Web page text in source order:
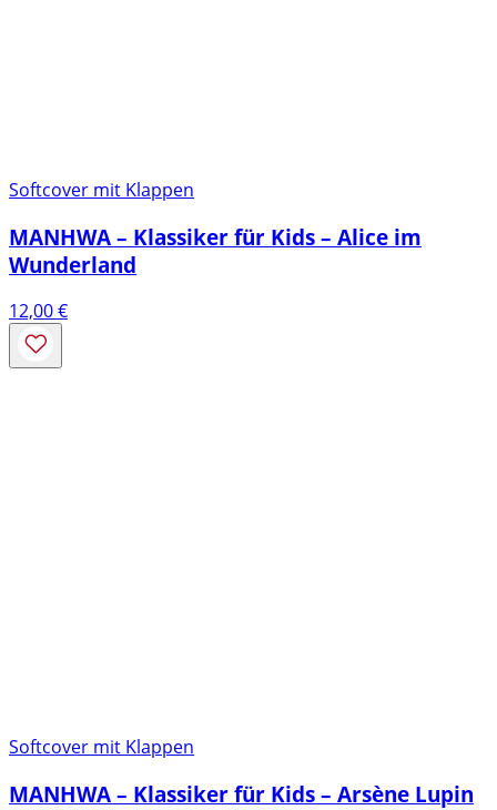
Softcover mit Klappen
MANHWA – Klassiker für Kids – Alice im
Wunderland
12,00€
Softcover mit Klappen
MANHWA – Klassiker für Kids – Arsène Lupin